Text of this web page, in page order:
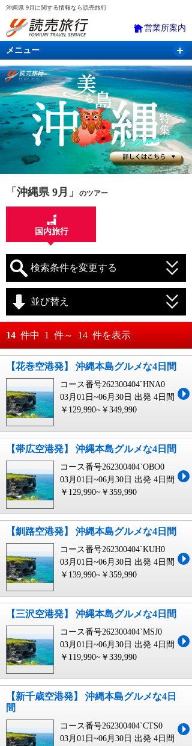
沖縄県 9月に関する情報なら読売旅行
営業所案内
メニュー
国内旅行 バスツアー 海外旅行 クルーズ
航空・ＪＲ＋宿泊 航空券＆ホテル
「沖縄県 9月」 のツアー
国内旅行
検索条件を変更する
月 日～
月 日
並び替え
おすすめ順
料金が安い順
料金が高い順
14 件中 1 件～ 14 件を表示
【花巻空港発】 沖縄本島グルメな4日間
コース番号262300404`HNA0
03月01日~06月30日 出発 4日間
￥129,990~￥349,990
【帯広空港発】 沖縄本島グルメな4日間
コース番号262300404`OBO0
03月01日~06月30日 出発 4日間
￥129,990~￥359,990
【釧路空港発】 沖縄本島グルメな4日間
コース番号262300404`KUH0
03月01日~06月30日 出発 4日間
￥139,990~￥359,990
【三沢空港発】 沖縄本島グルメな4日間
コース番号262300404`MSJ0
03月01日~06月30日 出発 4日間
￥119,990~￥339,990
【新千歳空港発】 沖縄本島グルメな4日
間
コース番号262300404`CTS0
03月01日~06月30日 出発 4日間